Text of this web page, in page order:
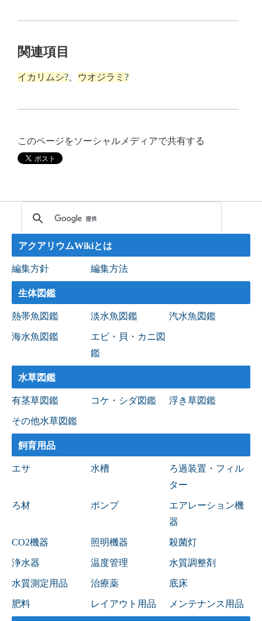
関連項目
イカリムシ? ウオジラミ ?
このページをソーシャルメディアで共有する
アクアリウムWikiとは
編集方針 編集方法
生体図鑑
熱帯魚図鑑 淡水魚図鑑 汽水魚図鑑
海水魚図鑑
エビ・貝・カニ図
鑑
水草図鑑
有茎草図鑑 コケ・シダ図鑑 浮き草図鑑
その他水草図鑑
飼育用品
エサ 水槽
ろ過装置・フィル
ター
ろ材 ポンプ
エアレーション機
器
CO2機器 照明機器 殺菌灯
浄水器 温度管理 水質調整剤
水質測定用品 治療薬 底床
肥料 レイアウト用品 メンテナンス用品